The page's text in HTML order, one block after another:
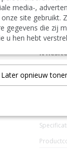
https://
Alle
ins
media-,
site gebruikt.
gegevens die zij
u hen hebt
Later opnieuw